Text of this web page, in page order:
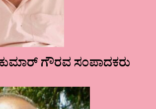
ಗೌರವ ಸಂಪಾದಕರು